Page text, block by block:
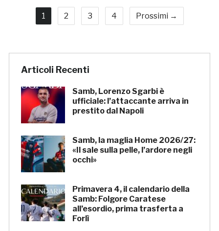
1 2 3 4 Prossimi →
Articoli Recenti
Samb, Lorenzo Sgarbi è
ufficiale: l’attaccante arriva in
prestito dal Napoli
Samb, la maglia Home 2026/27:
«Il sale sulla pelle, l’ardore negli
occhi»
Primavera 4, il calendario della
Samb: Folgore Caratese
all’esordio, prima trasferta a
Forlì